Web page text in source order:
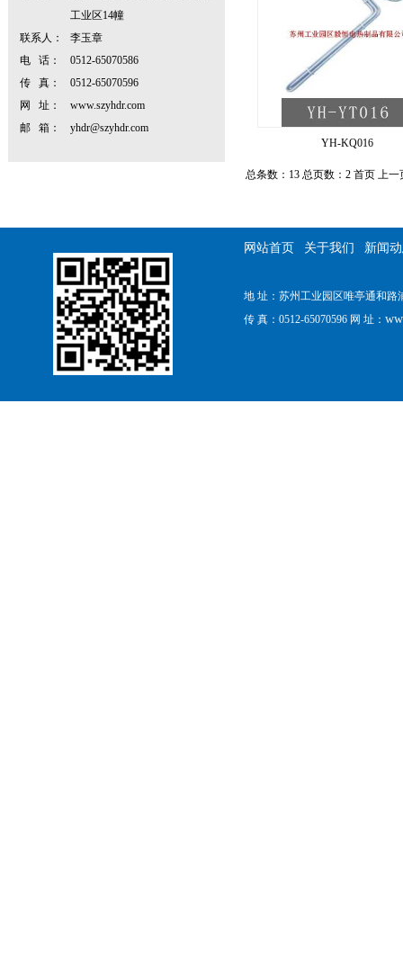
工业区14幢
联系人：
李玉章
电 话：
0512-65070586
传 真：
0512-65070596
网 址：
www.szyhdr.com
邮 箱：
yhdr@szyhdr.com
YH-KQ016
总条数：13 总页数：2 首页 上一
网站首页 关于我们 新闻
地 址：苏州工业园区唯亭通和路
传 真：0512-65070596 网 址：